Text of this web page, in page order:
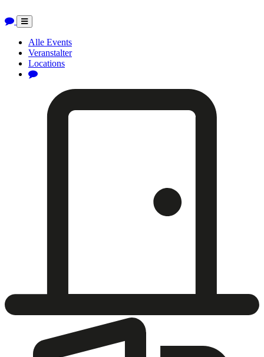
Toggle
navigation
Alle Events
Veranstalter
Locations